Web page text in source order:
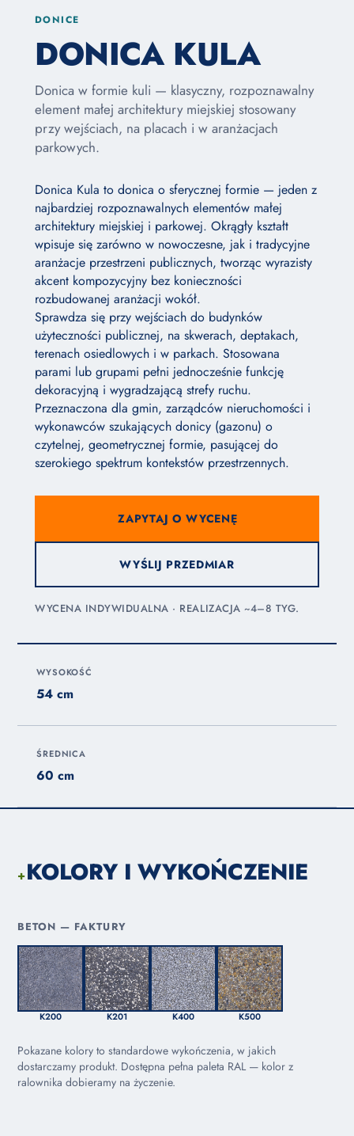
DONICE
DONICA KULA
Donica w formie kuli — klasyczny, rozpoznawalny
element małej architektury miejskiej stosowany
przy wejściach, na placach i w aranżacjach
parkowych.
Donica Kula to donica o sferycznej formie — jeden z
najbardziej rozpoznawalnych elementów małej
architektury miejskiej i parkowej. Okrągły kształt
wpisuje się zarówno w nowoczesne, jak i tradycyjne
aranżacje przestrzeni publicznych, tworząc wyrazisty
akcent kompozycyjny bez konieczności
rozbudowanej aranżacji wokół.
Sprawdza się przy wejściach do budynków
użyteczności publicznej, na skwerach, deptakach,
terenach osiedlowych i w parkach. Stosowana
parami lub grupami pełni jednocześnie funkcję
dekoracyjną i wygradzającą strefy ruchu.
Przeznaczona dla gmin, zarządców nieruchomości i
wykonawców szukających donicy (gazonu) o
czytelnej, geometrycznej formie, pasującej do
szerokiego spektrum kontekstów przestrzennych.
ZAPYTAJ O WYCENĘ
WYŚLIJ PRZEDMIAR
WYCENA INDYWIDUALNA · REALIZACJA ~4–8 TYG.
WYSOKOŚĆ
54 cm
ŚREDNICA
60 cm
+KOLORY I WYKOŃCZENIE
BETON — FAKTURY
K200 K201 K400 K500
Pokazane kolory to standardowe wykończenia, w jakich
dostarczamy produkt. Dostępna pełna paleta RAL — kolor z
ralownika dobieramy na życzenie.